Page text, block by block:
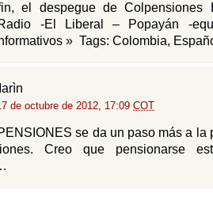
el despegue de Colpensiones
-El Liberal – Popayán -
» Tags: Colombia,
de octubre de 2012, 17:09 COT
se da un paso más a la
Creo que pensionarse